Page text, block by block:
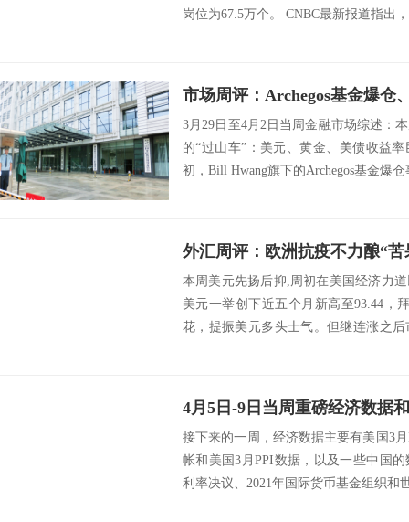
岗位为67.5万个。 CNBC最新报道指出
3月29日至4月2日当周金融市场综述：
的“过山车”：美元、黄金、美债收益
初，Bill Hwang旗下的Archegos基金爆
本周美元先扬后抑,周初在美国经济力
美元一举创下近五个月新高至93.44，
花，提振美元多头士气。但继连涨之
接下来的一周，经济数据主要有美国3
帐和美国3月PPI数据，以及一些中国
利率决议、2021年国际货币基金组织和